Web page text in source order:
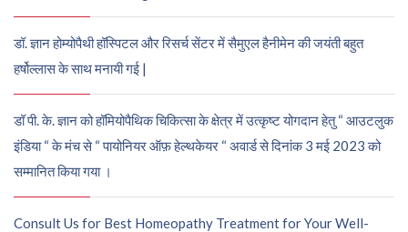
डॉ. ज्ञान होम्योपैथी हॉस्पिटल और रिसर्च सेंटर में सैमुएल हैनीमेन की जयंती बहुत
हर्षोल्लास के साथ मनायी गई |
डॉ पी. के. ज्ञान को हॉमियोपैथिक चिकित्सा के क्षेत्र में उत्कृष्ट योगदान हेतु “ आउटलुक
इंडिया “ के मंच से “ पायोनियर ऑफ़ हेल्थकेयर “ अवार्ड से दिनांक 3 मई 2023 को
सम्मानित किया गया ।
Consult Us for Best Homeopathy Treatment for Your Well-